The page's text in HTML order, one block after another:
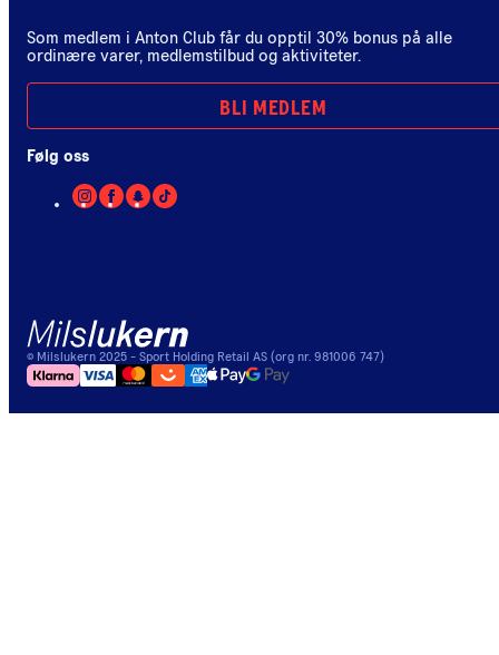
Som medlem i Anton Club får du opptil 30% bonus på alle
ordinære varer, medlemstilbud og aktiviteter.
BLI MEDLEM
Følg oss
© Milslukern 2025 - Sport Holding Retail AS (org nr. 981006 747)